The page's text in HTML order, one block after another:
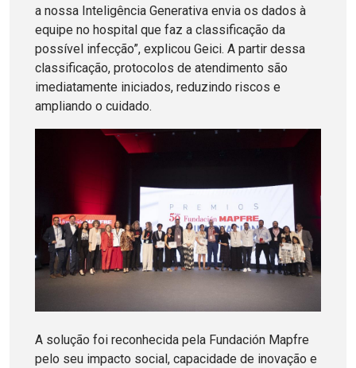
a nossa Inteligência Generativa envia os dados à
equipe no hospital que faz a classificação da
possível infecção”, explicou Geici. A partir dessa
classificação, protocolos de atendimento são
imediatamente iniciados, reduzindo riscos e
ampliando o cuidado.
A solução foi reconhecida pela Fundación Mapfre
pelo seu impacto social, capacidade de inovação e